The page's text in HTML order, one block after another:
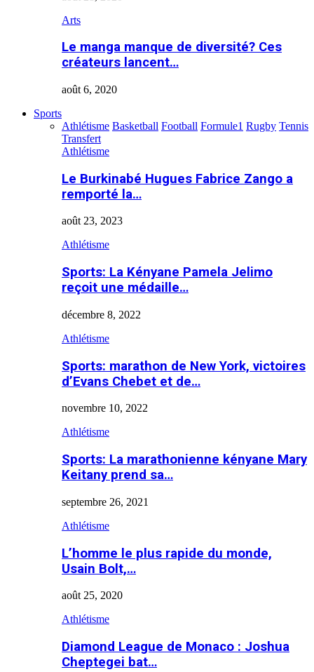
Arts
Le manga manque de diversité? Ces
créateurs lancent…
août 6, 2020
Sports
Athlétisme Basketball Football Formule1 Rugby Tennis
Transfert
Athlétisme
Le Burkinabé Hugues Fabrice Zango a
remporté la…
août 23, 2023
Athlétisme
Sports: La Kényane Pamela Jelimo
reçoit une médaille…
décembre 8, 2022
Athlétisme
Sports: marathon de New York, victoires
d’Evans Chebet et de…
novembre 10, 2022
Athlétisme
Sports: La marathonienne kényane Mary
Keitany prend sa…
septembre 26, 2021
Athlétisme
L’homme le plus rapide du monde,
Usain Bolt,…
août 25, 2020
Athlétisme
Diamond League de Monaco : Joshua
Cheptegei bat…